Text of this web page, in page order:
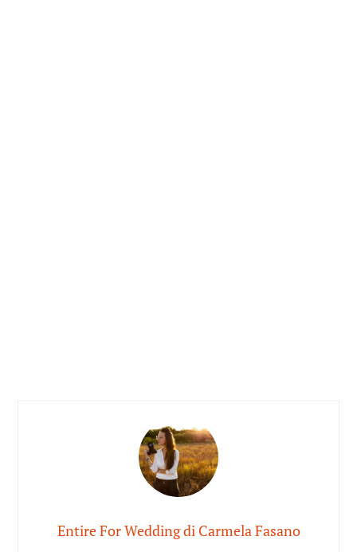
Entire For Wedding di Carmela Fasano